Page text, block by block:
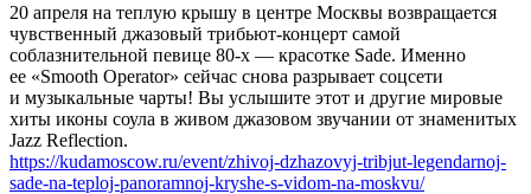
20 апреля на теплую крышу в центре Москвы возвращается
чувственный джазовый трибьют-концерт самой
соблазнительной певице 80-х — красотке Sade. Именно
ее «Smooth Operator» сейчас снова разрывает соцсети
и музыкальные чарты! Вы услышите этот и другие мировые
хиты иконы соула в живом джазовом звучании от знаменитых
Jazz Reflection.
https://kudamoscow.ru/event/zhivoj-dzhazovyj-tribjut-legendarnoj-
sade-na-teploj-panoramnoj-kryshe-s-vidom-na-moskvu/